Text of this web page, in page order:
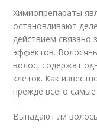
Химиопрепараты
остановливают
действием связано
эффектов.
волос, содержат
клеток. Как
прежде всего
Выпадают ли